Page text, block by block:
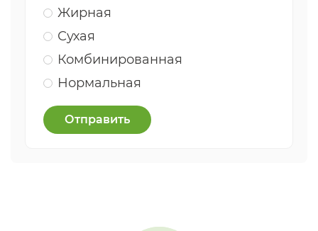
Жирная
Сухая
Комбинированная
Нормальная
Отправить